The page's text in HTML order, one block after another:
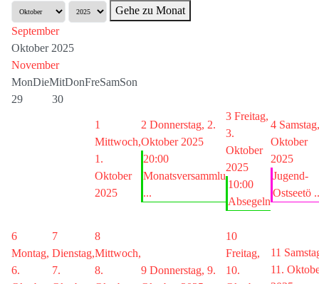
Gehe zu Monat
September
Oktober 2025
November
MonDieMitDonFreSamSon
29
30
1
Mittwoch,
1.
Oktober
2025
2 Donnerstag, 2.
Oktober 2025
20:00
Monatsversammlu
...
3 Freitag,
3.
Oktober
2025
10:00
Absegeln
4
Oktober
2025
Jugend-
Ostseetö
6
Montag,
6.
7
Dienstag,
7.
8
Mittwoch,
8.
9 Donnerstag, 9.
10
Freitag,
10.
11
11.